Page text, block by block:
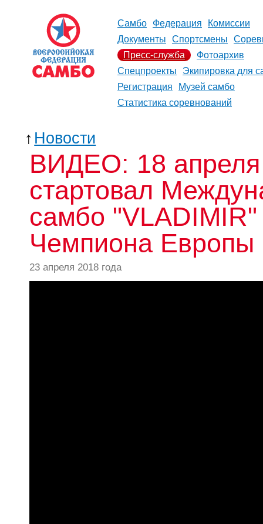
Самбо Федерация
Комиссии
Документы
Спортсмены
Пресс-служба
Фотоархив
Спецпроекты
Экипировка для
Регистрация
Музей самбо
Статистика соревнований
↑ Новости
ВИДЕО: 18 апреля
стартовал
самбо
Чемпиона Европы
23 апреля 2018 года